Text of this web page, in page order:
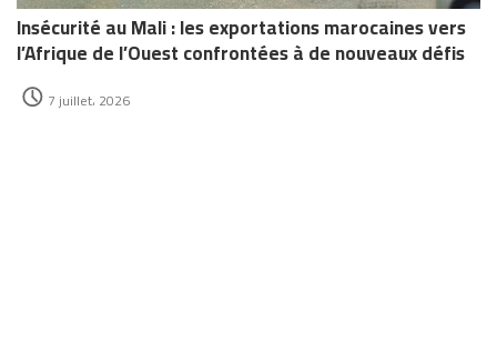
Insécurité au Mali : les exportations marocaines vers
l’Afrique de l’Ouest confrontées à de nouveaux défis
7 juillet، 2026